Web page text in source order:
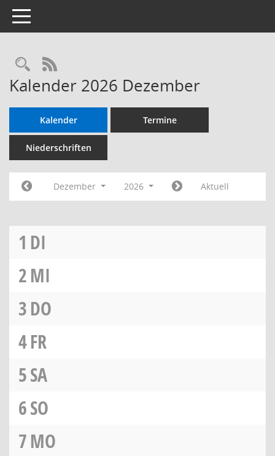
Toggle navigation
RSS-Feed
Kalender 2026 Dezember
Kalender Termine
Niederschriften
Dezember 2026 Aktuell
1 DI
2MI
3DO
4FR
5SA
6SO
7MO